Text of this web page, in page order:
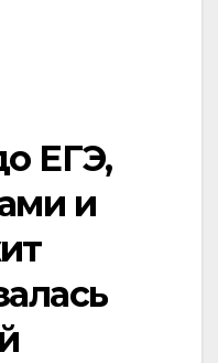
ЕГЭ,
и